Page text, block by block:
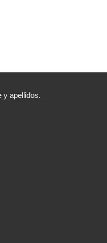
y apellidos.